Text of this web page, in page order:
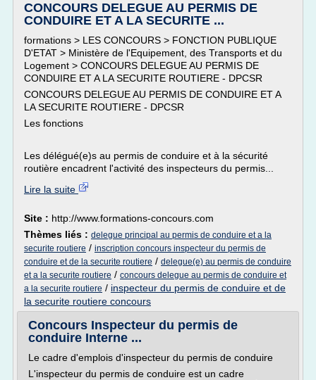
CONCOURS DELEGUE AU PERMIS DE
CONDUIRE ET A LA SECURITE ...
formations > LES CONCOURS > FONCTION PUBLIQUE
D'ETAT > Ministère de l'Equipement, des Transports et du
Logement > CONCOURS DELEGUE AU PERMIS DE
CONDUIRE ET A LA SECURITE ROUTIERE - DPCSR
CONCOURS DELEGUE AU PERMIS DE CONDUIRE ET A
LA SECURITE ROUTIERE - DPCSR
Les fonctions
Les délégué(e)s au permis de conduire et à la sécurité
routière encadrent l'activité des inspecteurs du permis...
Lire la suite
Site : http://www.formations-concours.com
Thèmes liés : delegue principal au permis de conduire et a la
securite routiere / inscription concours inspecteur du permis de
conduire et de la securite routiere / delegue(e) au permis de conduire
et a la securite routiere / concours delegue au permis de conduire et
a la securite routiere / inspecteur du permis de conduire et de
la securite routiere concours
Concours Inspecteur du permis de
conduire Interne ...
Le cadre d'emplois d'inspecteur du permis de conduire
L'inspecteur du permis de conduire est un cadre